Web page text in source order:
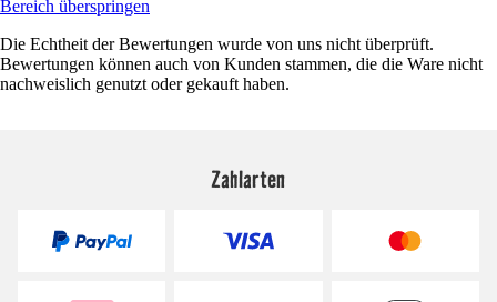
Bereich überspringen
Die Echtheit der Bewertungen wurde von uns nicht überprüft.
Bewertungen können auch von Kunden stammen, die die Ware nicht
nachweislich genutzt oder gekauft haben.
Zahlarten